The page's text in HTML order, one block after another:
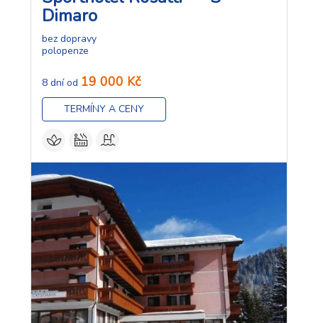
Dimaro
bez dopravy
polopenze
8 dní od 19 000 Kč
TERMÍNY A CENY